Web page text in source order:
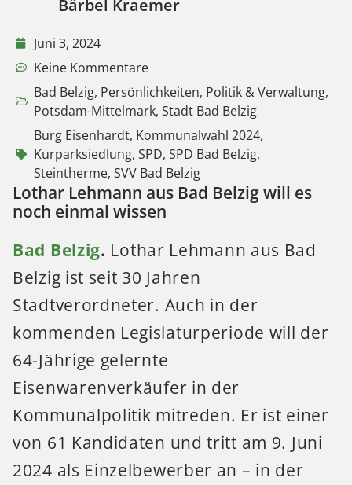
Bärbel Kraemer
Juni 3, 2024
Keine Kommentare
Bad Belzig, Persönlichkeiten, Politik & Verwaltung,
Potsdam-Mittelmark, Stadt Bad Belzig
Burg Eisenhardt, Kommunalwahl 2024,
Kurparksiedlung, SPD, SPD Bad Belzig,
Steintherme, SVV Bad Belzig
Lothar Lehmann aus Bad Belzig will es
noch einmal wissen
Bad Belzig. Lothar Lehmann aus Bad
Belzig ist seit 30 Jahren
Stadtverordneter. Auch in der
kommenden Legislaturperiode will der
64-Jährige gelernte
Eisenwarenverkäufer in der
Kommunalpolitik mitreden. Er ist einer
von 61 Kandidaten und tritt am 9. Juni
2024 als Einzelbewerber an – in der